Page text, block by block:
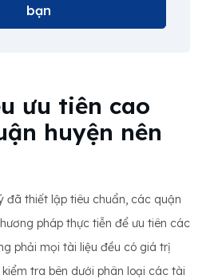
bạn
ưu tiên cao
huyện nên
đã thiết lập tiêu chuẩn, các quận
pháp thực tiễn để ưu tiên các
phải mọi tài liệu đều có giá trị
tra bên dưới phân loại các tài